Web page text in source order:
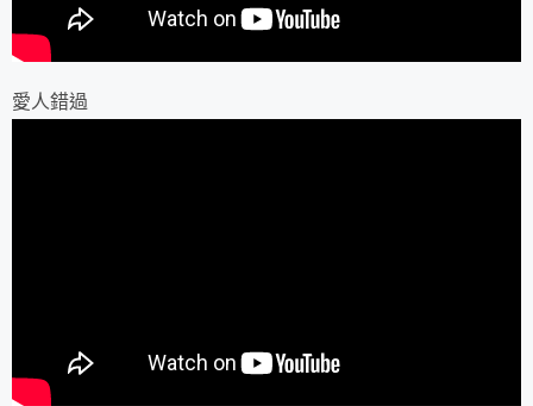
愛人錯過